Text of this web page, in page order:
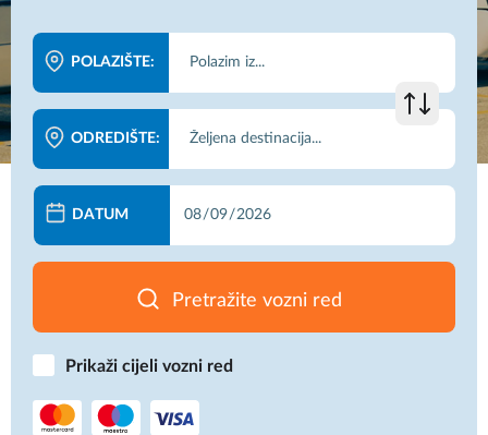
POLAZIŠTE:
ODREDIŠTE:
DATUM
Pretražite vozni red
Prikaži cijeli vozni red